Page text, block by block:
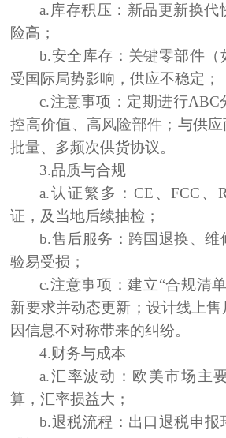
a.库存积压： 新品更新换代
险高；
b.安全库存： 关键零部件（
受国际局势影响，供应不稳定；
c.注意事项： 定期进行ABC
控高价值、高风险部件；与供
批量、多频次供货协议。
3.品质与合规
a.认证繁多： CE、FCC、
证，及当地后续抽检；
b.售后服务： 跨国退换、维
验易受损；
c.注意事项：建立“合规清
新要求并动态更新；设计线上
因信息不对称带来的纠纷。
4.财务与成本
a.汇率波动： 欧美市场主
算，汇率损益大；
b.退税流程： 出口退税申报